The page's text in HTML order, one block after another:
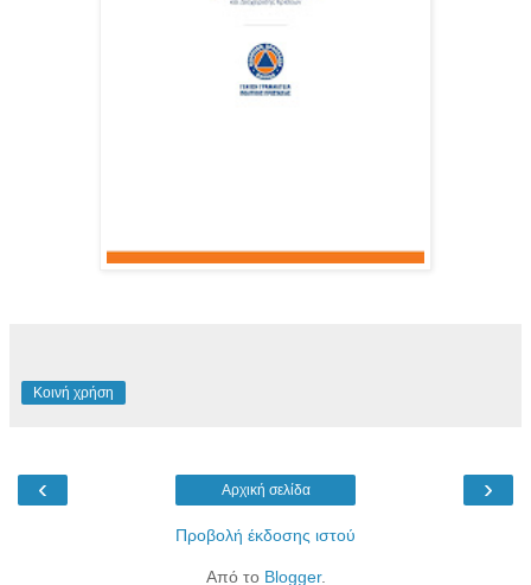
Κοινή χρήση
‹ ›
Αρχική σελίδα
Προβολή έκδοσης ιστού
Από το Blogger.